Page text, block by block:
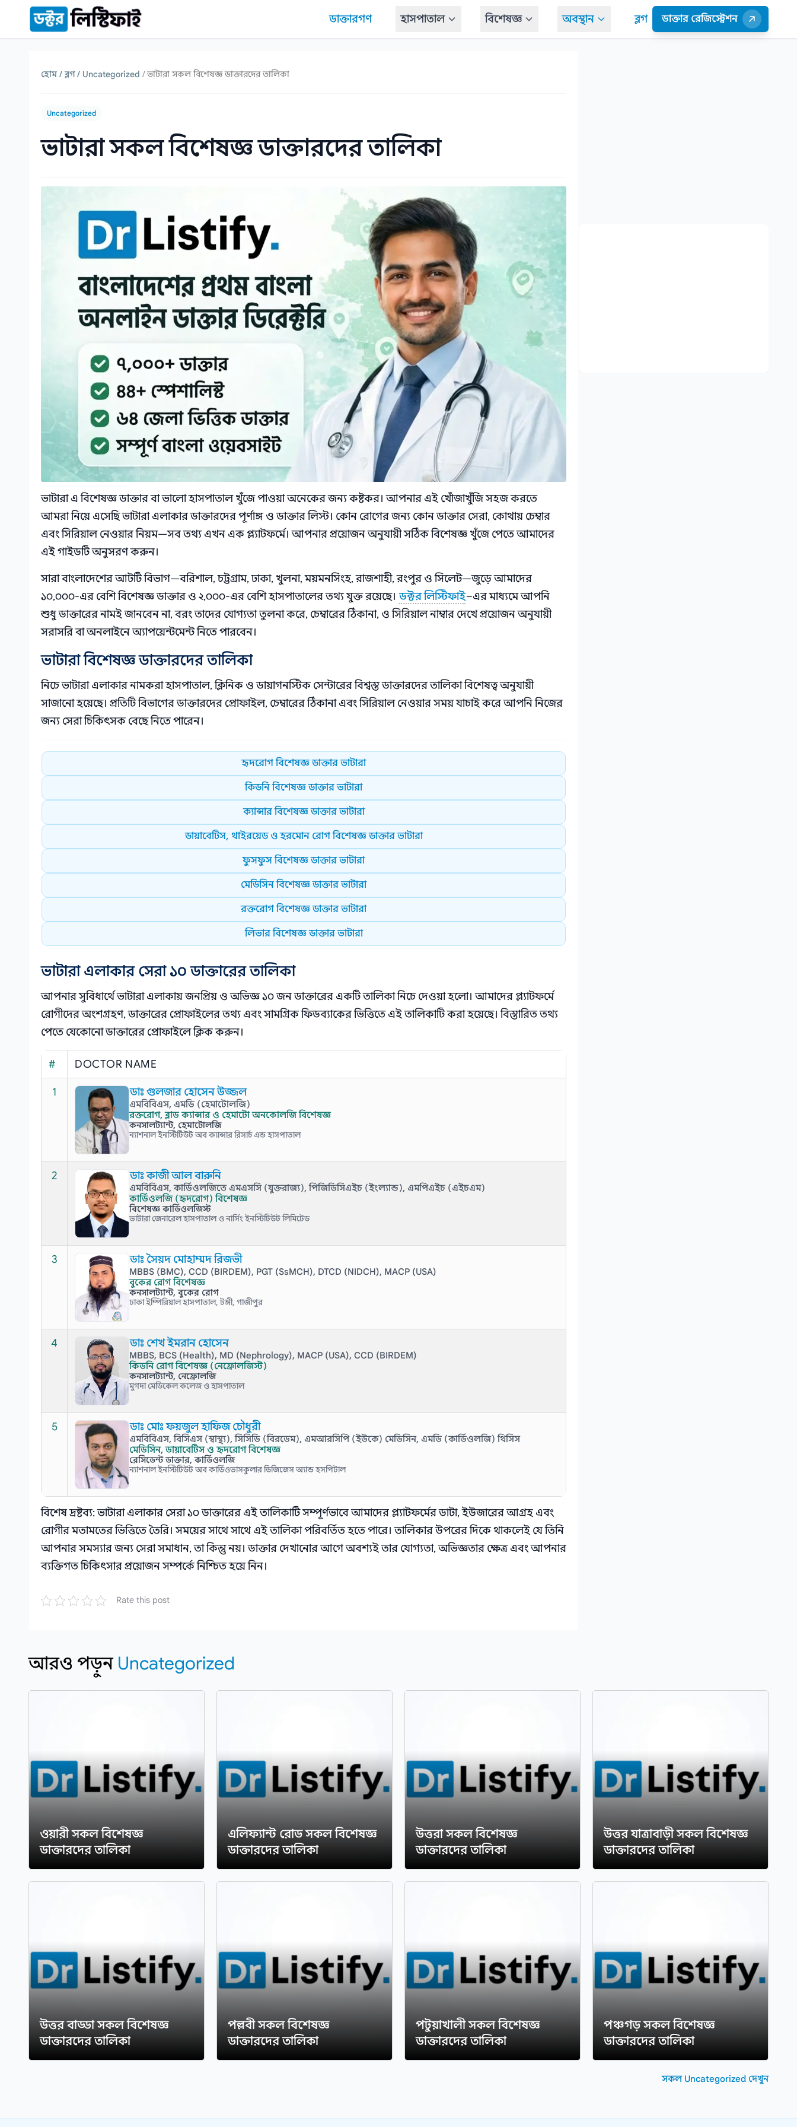
কন্টেন্টে যান
ডাক্তারগণ হাসপাতাল বিশেষজ্ঞ অবস্থান ব্লগ ডাক্তার রেজিস্ট্রেশন
হোম / ব্লগ / Uncategorized / ভাটারা সকল বিশেষজ্ঞ ডাক্তারদের তালিকা
Uncategorized
ভাটারা সকল বিশেষজ্ঞ ডাক্তারদের তালিকা
ভাটারা এ বিশেষজ্ঞ ডাক্তার বা ভালো হাসপাতাল খুঁজে পাওয়া অনেকের জন্য কষ্টকর। আপনার এই খোঁজাখুঁজি সহজ করতে
আমরা নিয়ে এসেছি ভাটারা এলাকার ডাক্তারদের পূর্ণাঙ্গ ও ডাক্তার লিস্ট। কোন রোগের জন্য কোন ডাক্তার সেরা, কোথায় চেম্বার
এবং সিরিয়াল নেওয়ার নিয়ম—সব তথ্য এখন এক প্ল্যাটফর্মে। আপনার প্রয়োজন অনুযায়ী সঠিক বিশেষজ্ঞ খুঁজে পেতে আমাদের
এই গাইডটি অনুসরণ করুন।
সারা বাংলাদেশের আটটি বিভাগ—বরিশাল, চট্টগ্রাম, ঢাকা, খুলনা, ময়মনসিংহ, রাজশাহী, রংপুর ও সিলেট—জুড়ে আমাদের
১০,০০০-এর বেশি বিশেষজ্ঞ ডাক্তার ও ২,০০০-এর বেশি হাসপাতালের তথ্য যুক্ত রয়েছে। ডক্টর লিস্টিফাই–এর মাধ্যমে আপনি
শুধু ডাক্তারের নামই জানবেন না, বরং তাদের যোগ্যতা তুলনা করে, চেম্বারের ঠিকানা, ও সিরিয়াল নাম্বার দেখে প্রয়োজন অনুযায়ী
সরাসরি বা অনলাইনে অ্যাপয়েন্টমেন্ট নিতে পারবেন।
ভাটারা বিশেষজ্ঞ ডাক্তারদের তালিকা
নিচে ভাটারা এলাকার নামকরা হাসপাতাল, ক্লিনিক ও ডায়াগনস্টিক সেন্টারের বিশ্বস্ত ডাক্তারদের তালিকা বিশেষত্ব অনুযায়ী
সাজানো হয়েছে। প্রতিটি বিভাগের ডাক্তারদের প্রোফাইল, চেম্বারের ঠিকানা এবং সিরিয়াল নেওয়ার সময় যাচাই করে আপনি নিজের
জন্য সেরা চিকিৎসক বেছে নিতে পারেন।
হৃদরোগ বিশেষজ্ঞ ডাক্তার ভাটারা
কিডনি বিশেষজ্ঞ ডাক্তার ভাটারা
ক্যান্সার বিশেষজ্ঞ ডাক্তার ভাটারা
ডায়াবেটিস, থাইরয়েড ও হরমোন রোগ বিশেষজ্ঞ ডাক্তার ভাটারা
ফুসফুস বিশেষজ্ঞ ডাক্তার ভাটারা
মেডিসিন বিশেষজ্ঞ ডাক্তার ভাটারা
রক্তরোগ বিশেষজ্ঞ ডাক্তার ভাটারা
লিভার বিশেষজ্ঞ ডাক্তার ভাটারা
ভাটারা এলাকার সেরা ১০ ডাক্তারের তালিকা
আপনার সুবিধার্থে ভাটারা এলাকায় জনপ্রিয় ও অভিজ্ঞ ১০ জন ডাক্তারের একটি তালিকা নিচে দেওয়া হলো। আমাদের প্ল্যাটফর্মে
রোগীদের অংশগ্রহণ, ডাক্তারের প্রোফাইলের তথ্য এবং সামগ্রিক ফিডব্যাকের ভিত্তিতে এই তালিকাটি করা হয়েছে। বিস্তারিত তথ্য
পেতে যেকোনো ডাক্তারের প্রোফাইলে ক্লিক করুন।
# DOCTOR NAME
1 ডাঃ গুলজার হোসেন উজ্জল
এমবিবিএস, এমডি (হেমাটোলজি)
রক্তরোগ, ব্লাড ক্যান্সার ও হেমাটো অনকোলজি বিশেষজ্ঞ
কনসালট্যান্ট, হেমাটোলজি
ন্যাশনাল ইনস্টিটিউট অব ক্যান্সার রিসার্চ এন্ড হাসপাতাল
2 ডাঃ কাজী আল বারুনি
এমবিবিএস, কার্ডিওলজিতে এমএসসি (যুক্তরাজ্য), পিজিডিসিএইচ (ইংল্যান্ড), এমপিএইচ (এইচএম)
কার্ডিওলজি (হৃদরোগ) বিশেষজ্ঞ
বিশেষজ্ঞ কার্ডিওলজিস্ট
ভাটারা জেনারেল হাসপাতাল ও নার্সিং ইনস্টিটিউট লিমিটেড
3 ডাঃ সৈয়দ মোহাম্মদ রিজভী
MBBS (BMC), CCD (BIRDEM), PGT (SsMCH), DTCD (NIDCH), MACP (USA)
বুকের রোগ বিশেষজ্ঞ
কনসালট্যান্ট, বুকের রোগ
ঢাকা ইম্পিরিয়াল হাসপাতাল, টঙ্গী, গাজীপুর
4 ডাঃ শেখ ইমরান হোসেন
MBBS, BCS (Health), MD (Nephrology), MACP (USA), CCD (BIRDEM)
কিডনি রোগ বিশেষজ্ঞ (নেফ্রোলজিস্ট)
কনসালট্যান্ট, নেফ্রোলজি
মুগদা মেডিকেল কলেজ ও হাসপাতাল
5 ডাঃ মোঃ ফয়জুল হাফিজ চৌধুরী
এমবিবিএস, বিসিএস (স্বাস্থ্য), সিসিডি (বিরডেম), এমআরসিপি (ইউকে) মেডিসিন, এমডি (কার্ডিওলজি) থিসিস
মেডিসিন, ডায়াবেটিস ও হৃদরোগ বিশেষজ্ঞ
রেসিডেন্ট ডাক্তার, কার্ডিওলজি
ন্যাশনাল ইনস্টিটিউট অব কার্ডিওভাসকুলার ডিজিজেস অ্যান্ড হসপিটাল
বিশেষ দ্রষ্টব্য: ভাটারা এলাকার সেরা ১০ ডাক্তারের এই তালিকাটি সম্পূর্ণভাবে আমাদের প্ল্যাটফর্মের ডাটা, ইউজারের আগ্রহ এবং
রোগীর মতামতের ভিত্তিতে তৈরি। সময়ের সাথে সাথে এই তালিকা পরিবর্তিত হতে পারে। তালিকার উপরের দিকে থাকলেই যে তিনি
আপনার সমস্যার জন্য সেরা সমাধান, তা কিন্তু নয়। ডাক্তার দেখানোর আগে অবশ্যই তার যোগ্যতা, অভিজ্ঞতার ক্ষেত্র এবং আপনার
ব্যক্তিগত চিকিৎসার প্রয়োজন সম্পর্কে নিশ্চিত হয়ে নিন।
Rate this post
আরও পড়ুন Uncategorized
ওয়ারী সকল বিশেষজ্ঞ
ডাক্তারদের তালিকা
এলিফ্যান্ট রোড সকল বিশেষজ্ঞ
ডাক্তারদের তালিকা
উত্তরা সকল বিশেষজ্ঞ
ডাক্তারদের তালিকা
উত্তর যাত্রাবাড়ী সকল বিশেষজ্ঞ
ডাক্তারদের তালিকা
উত্তর বাড্ডা সকল বিশেষজ্ঞ
ডাক্তারদের তালিকা
পল্লবী সকল বিশেষজ্ঞ
ডাক্তারদের তালিকা
পটুয়াখালী সকল বিশেষজ্ঞ
ডাক্তারদের তালিকা
পঞ্চগড় সকল বিশেষজ্ঞ
ডাক্তারদের তালিকা
সকল Uncategorized দেখুন